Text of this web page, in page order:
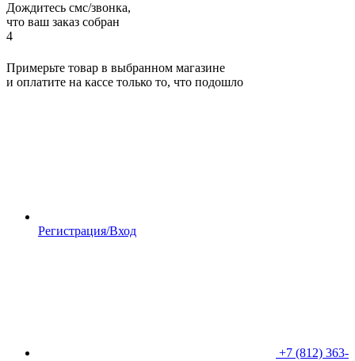
Дождитесь смс/звонка,
что ваш заказ собран
4
Примерьте товар в выбранном магазине
и оплатите на кассе только то, что подошло
Регистрация/Вход
+7 (812) 363-